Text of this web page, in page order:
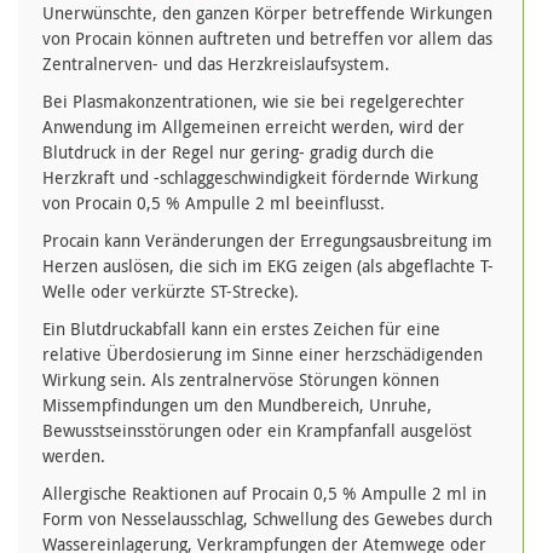
Unerwünschte, den ganzen Körper betreffende Wirkungen
von Procain können auftreten und betreffen vor allem das
Zentralnerven- und das Herzkreislaufsystem.
Bei Plasmakonzentrationen, wie sie bei regelgerechter
Anwendung im Allgemeinen erreicht werden, wird der
Blutdruck in der Regel nur gering- gradig durch die
Herzkraft und -schlaggeschwindigkeit fördernde Wirkung
von Procain 0,5 % Ampulle 2 ml beeinflusst.
Procain kann Veränderungen der Erregungsausbreitung im
Herzen auslösen, die sich im EKG zeigen (als abgeflachte T-
Welle oder verkürzte ST-Strecke).
Ein Blutdruckabfall kann ein erstes Zeichen für eine
relative Überdosierung im Sinne einer herzschädigenden
Wirkung sein. Als zentralnervöse Störungen können
Missempfindungen um den Mundbereich, Unruhe,
Bewusstseinsstörungen oder ein Krampfanfall ausgelöst
werden.
Allergische Reaktionen auf Procain 0,5 % Ampulle 2 ml in
Form von Nesselausschlag, Schwellung des Gewebes durch
Wassereinlagerung, Verkrampfungen der Atemwege oder